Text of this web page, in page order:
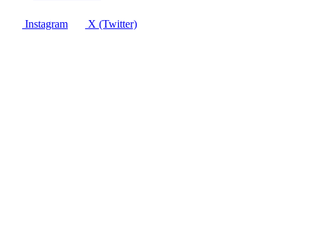
Instagram X (Twitter)